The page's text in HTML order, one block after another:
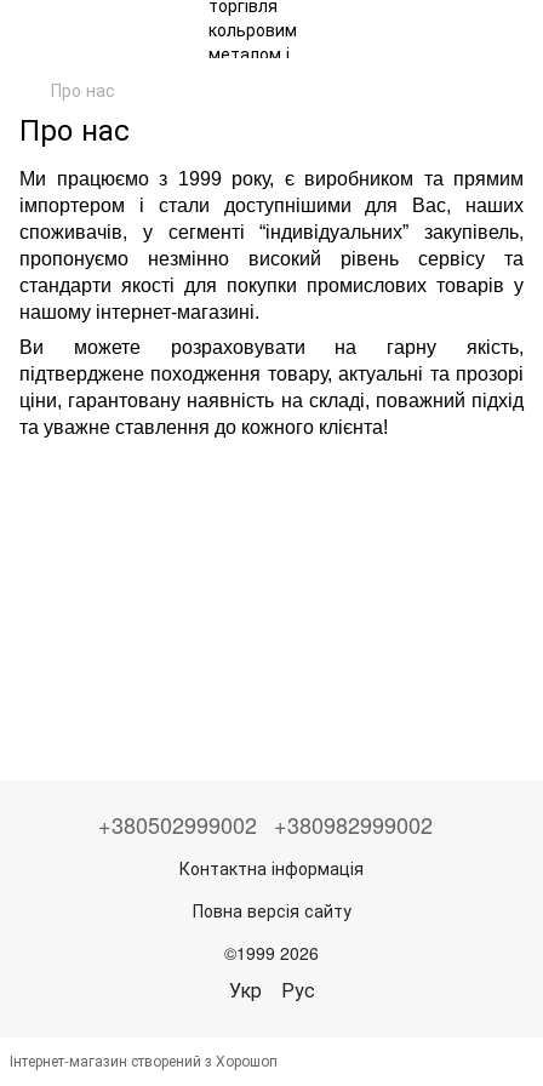
Про нас
Про нас
Ми працюємо з 1999 року, є виробником та прямим
імпортером і стали доступнішими для Вас, наших
споживачів, у сегменті “індивідуальних” закупівель,
пропонуємо незмінно високий рівень сервісу та
стандарти якості для покупки промислових товарів у
нашому інтернет-магазині.
Ви можете розраховувати на гарну якість,
підтверджене походження товару, актуальні та прозорі
ціни, гарантовану наявність на складі, поважний підхід
та уважне ставлення до кожного клієнта!
+380502999002 +380982999002
Контактна інформація
Повна версія сайту
©1999 2026
Укр Рус
Інтернет-магазин створений з Хорошоп